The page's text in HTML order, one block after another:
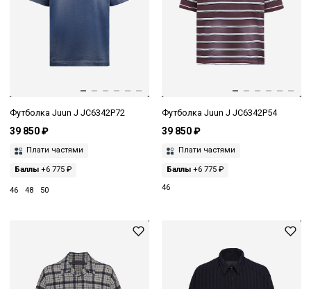
Футболка Juun J JC6342P72
39 850 ₽
Плати частями
Баллы +6 775 ₽
46 48 50
Футболка Juun J JC6342P54
39 850 ₽
Плати частями
Баллы+6 775 ₽
46